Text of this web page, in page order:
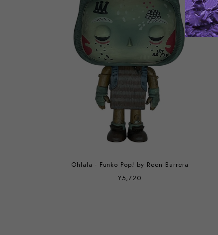
Ohlala - Funko Pop! by Reen Barrera
¥5,720